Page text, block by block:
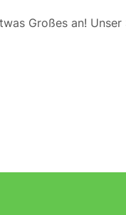
Großes an!